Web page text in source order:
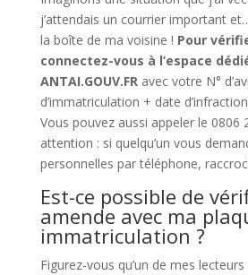
j’attendais un courrier important
la boîte de ma voisine ! Pour
connectez-vous à l’espace
ANTAI.GOUV.FRavec votre N°
d’immatriculation + date
Vous pouvez aussi appeler le 0806
attention : si quelqu’un vous
personnelles par téléphone,
Est-ce possible de
amende avec ma
immatriculation ?
Figurez-vous qu’un de mes